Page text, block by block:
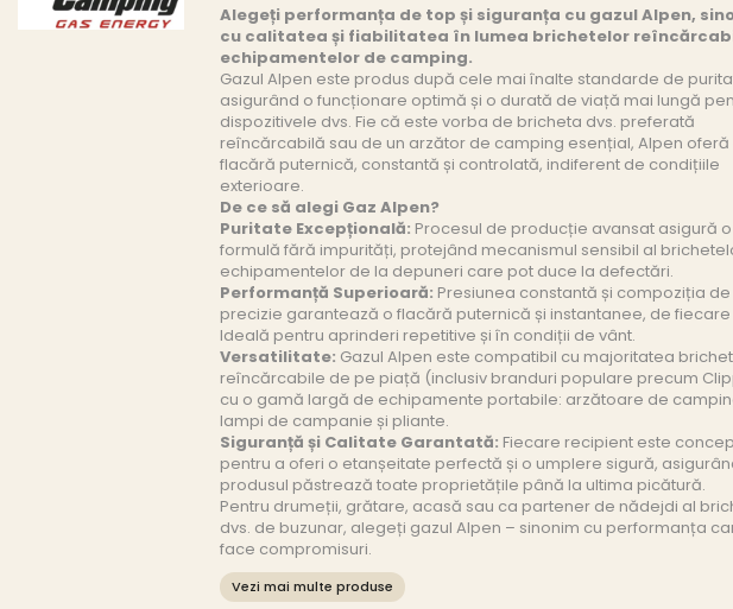
Alegeți performanța de top și siguranța cu gazul Alpen,
cu calitatea și fiabilitatea în lumea brichetelor
echipamentelor de camping.
Gazul Alpen este produs după cele mai înalte standarde de
asigurând o funcționare optimă și o durată de viață mai lungă
dispozitivele dvs. Fie că este vorba de bricheta dvs. preferată
reîncărcabilă sau de un arzător de camping esențial, Alpen oferă
flacără puternică, constantă și controlată, indiferent de condițiile
exterioare.
De ce să alegi Gaz Alpen?
Puritate Excepțională: Procesul de producție avansat asigură o
formulă fără impurități, protejând mecanismul sensibil al
echipamentelor de la depuneri care pot duce la defectări.
Performanță Superioară: Presiunea constantă și compoziția de
precizie garantează o flacără puternică și instantanee, de
Ideală pentru aprinderi repetitive și în condiții de vânt.
Versatilitate: Gazul Alpen este compatibil cu majoritatea
reîncărcabile de pe piață (inclusiv branduri populare precum
cu o gamă largă de echipamente portabile: arzătoare de
lampi de campanie și pliante.
Siguranță și Calitate Garantată: Fiecare recipient este
pentru a oferi o etanșeitate perfectă și o umplere sigură,
produsul păstrează toate proprietățile până la ultima picătură.
Pentru drumeții, grătare, acasă sau ca partener de nădejdi al
dvs. de buzunar, alegeți gazul Alpen – sinonim cu performanța
face compromisuri.
Vezi mai multe produse